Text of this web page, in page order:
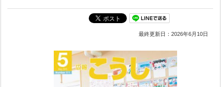
最終更新日：2026年6月10日